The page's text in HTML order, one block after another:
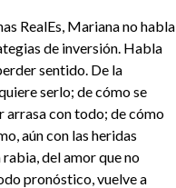
RealEs, Mariana no habla
de inversión. Habla
sentido. De la
serlo; de cómo se
arrasa con todo; de cómo
aún con las heridas
del amor que no
pronóstico, vuelve a